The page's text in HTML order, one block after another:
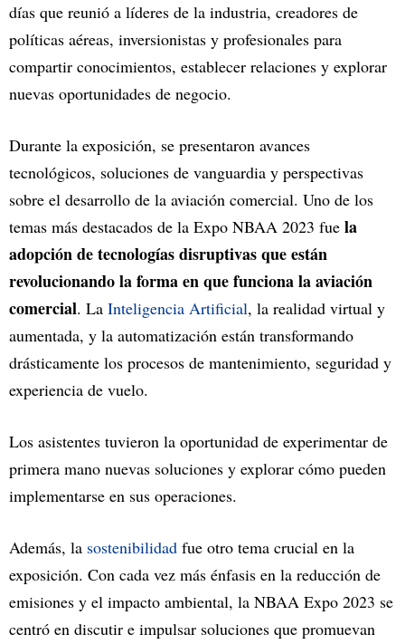
días que reunió a líderes de la industria, creadores de
políticas aéreas, inversionistas y profesionales para
compartir conocimientos, establecer relaciones y explorar
nuevas oportunidades de negocio.
Durante la exposición, se presentaron avances
tecnológicos, soluciones de vanguardia y perspectivas
sobre el desarrollo de la aviación comercial. Uno de los
temas más destacados de la Expo NBAA 2023 fue la
adopción de tecnologías disruptivas que están
revolucionando la forma en que funciona la aviación
comercial. La Inteligencia Artificial, la realidad virtual y
aumentada, y la automatización están transformando
drásticamente los procesos de mantenimiento, seguridad y
experiencia de vuelo.
Los asistentes tuvieron la oportunidad de experimentar de
primera mano nuevas soluciones y explorar cómo pueden
implementarse en sus operaciones.
Además, la sostenibilidad fue otro tema crucial en la
exposición. Con cada vez más énfasis en la reducción de
emisiones y el impacto ambiental, la NBAA Expo 2023 se
centró en discutir e impulsar soluciones que promuevan